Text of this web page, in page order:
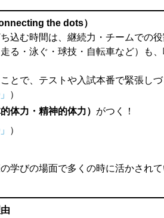
the dots）
込む時間は、継続力・チームでの
る・泳ぐ・球技・自転車など）も
とで、テストや入試本番で緊張し
）
体力・精神的体力） がつく！
）
学びの場面で多くの時に活かされて